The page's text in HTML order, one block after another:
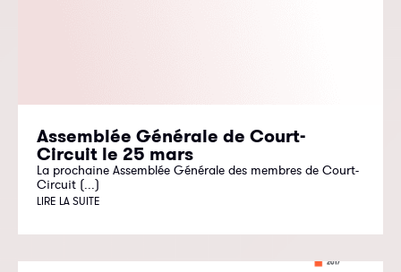
Assemblée Générale de Court-
Circuit le 25 mars
La prochaine Assemblée Générale des membres de Court-
Circuit (...)
LIRE LA SUITE